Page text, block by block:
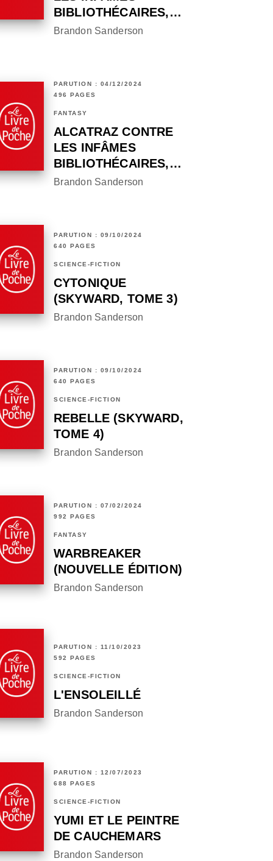
BIBLIOTHÉCAIRES,…
Brandon Sanderson
PARUTION : 04/12/2024
496 PAGES
FANTASY
ALCATRAZ CONTRE
LES INFÂMES
BIBLIOTHÉCAIRES,…
Brandon Sanderson
PARUTION : 09/10/2024
640 PAGES
SCIENCE-FICTION
CYTONIQUE
(SKYWARD, TOME 3)
Brandon Sanderson
PARUTION : 09/10/2024
640 PAGES
SCIENCE-FICTION
REBELLE (SKYWARD,
TOME 4)
Brandon Sanderson
PARUTION : 07/02/2024
992 PAGES
FANTASY
WARBREAKER
(NOUVELLE ÉDITION)
Brandon Sanderson
PARUTION : 11/10/2023
592 PAGES
SCIENCE-FICTION
L'ENSOLEILLÉ
Brandon Sanderson
PARUTION : 12/07/2023
688 PAGES
SCIENCE-FICTION
YUMI ET LE PEINTRE
DE CAUCHEMARS
Brandon Sanderson